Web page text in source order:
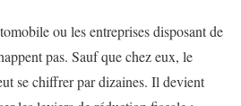
ou les entreprises disposant de
pas. Sauf que chez eux, le
se chiffrer par dizaines. Il devient